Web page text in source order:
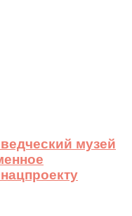
музей